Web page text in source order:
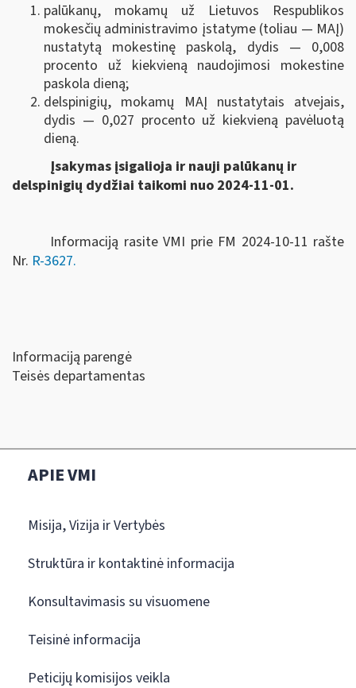
palūkanų, mokamų už Lietuvos Respublikos
mokesčių administravimo įstatyme (toliau — MAĮ)
nustatytą mokestinę paskolą, dydis — 0,008
procento už kiekvieną naudojimosi mokestine
paskola dieną;
delspinigių, mokamų MAĮ nustatytais atvejais,
dydis — 0,027 procento už kiekvieną pavėluotą
dieną.
Įsakymas įsigalioja ir nauji palūkanų ir
delspinigių dydžiai taikomi nuo 2024-11-01.
Informaciją rasite VMI prie FM 2024-10-11 rašte
Nr. R-3627.
Informaciją parengė
Teisės departamentas
APIE VMI
Misija, Vizija ir Vertybės
Struktūra ir kontaktinė informacija
Konsultavimasis su visuomene
Teisinė informacija
Peticijų komisijos veikla